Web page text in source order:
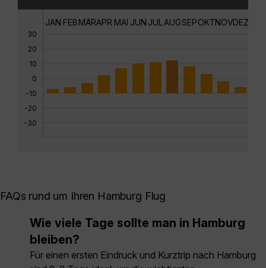
30
20
10
0
-10
-20
-30
JAN FEBMÄRAPR MAI JUN JUL AUGSEPOKTNOVDEZ
FAQs rund um Ihren Hamburg Flug
Wie viele Tage sollte man in Hamburg
bleiben?
Für einen ersten Eindruck und Kurztrip nach Hamburg